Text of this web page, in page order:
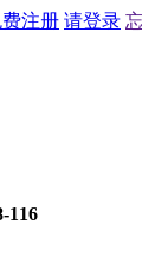
注册 请登录
116